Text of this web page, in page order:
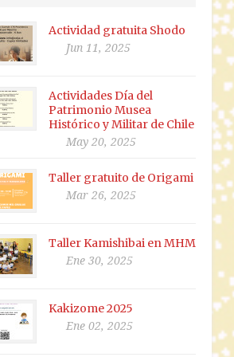
Actividad gratuita Shodo
Jun 11, 2025
Actividades Día del
Patrimonio Musea
Histórico y Militar de Chile
May 20, 2025
Taller gratuito de Origami
Mar 26, 2025
Taller Kamishibai en MHM
Ene 30, 2025
Kakizome 2025
Ene 02, 2025